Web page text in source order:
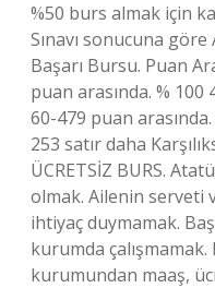
%50 burs almak için
Sınavı sonucuna
Başarı Bursu. Puan
puan arasında. % 100
60-479 puan
253 satır daha
ÜCRETSİZ BURS.
olmak. Ailenin serveti
ihtiyaç duymamak.
kurumda
kurumundan maaş,